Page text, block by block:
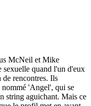
McNeil et Mike
sexuelle quand l'un d'eux
rencontres. Ils
'Angel', qui se
string aguichant. Mais ce